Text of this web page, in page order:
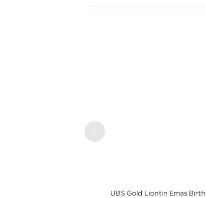
UBS Gold Liontin Emas
Previous